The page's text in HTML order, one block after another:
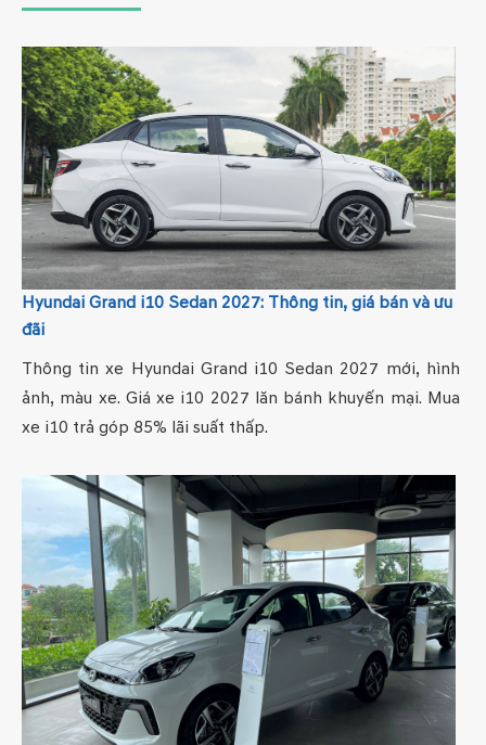
Hyundai Grand i10 Sedan 2027: Thông tin, giá bán và ưu
đãi
Thông tin xe Hyundai Grand i10 Sedan 2027 mới, hình
ảnh, màu xe. Giá xe i10 2027 lăn bánh khuyến mại. Mua
xe i10 trả góp 85% lãi suất thấp.